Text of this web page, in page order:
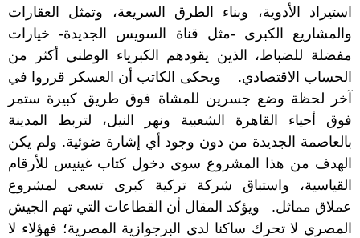
استيراد الأدوية، وبناء الطرق السريعة، وتمثل العقارات
والمشاريع الكبرى -مثل قناة السويس الجديدة- خيارات
مفضلة للضباط، الذين يقودهم الكبرياء الوطني أكثر من
الحساب الاقتصادي. ويحكى الكاتب أن العسكر قرروا في
آخر لحظة وضع جسرين للمشاة فوق طريق كبيرة ستمر
فوق أحياء القاهرة الشعبية ونهر النيل، لتربط المدينة
بالعاصمة الجديدة من دون وجود أي إشارة ضوئية. ولم يكن
الهدف من هذا المشروع سوى دخول كتاب غينيس للأرقام
القياسية، واستباق شركة تركية كبرى تسعى لمشروع
عملاق مماثل. ويؤكد المقال أن القطاعات التي تهم الجيش
المصري لا تحرك ساكنا لدى البرجوازية المصرية؛ فهؤلاء لا